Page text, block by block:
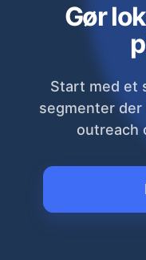
Gør
Start med et
segmenter der
outreach